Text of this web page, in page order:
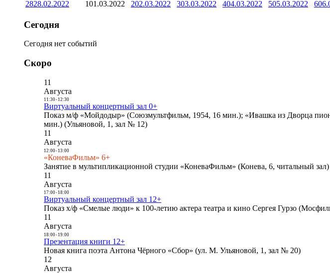
2828.02.2022 101.03.2022 202.03.2022 303.03.2022 404.03.2022 505.03.2022 6
Сегодня
Сегодня нет событий
Скоро
11
Августа
11:30- 12:30
Виртуальный концертный зал 0+
Показ м/ф «Мойдодыр» (Союзмультфильм, 1954, 16 мин.); «Ивашка из Дворца
мин.) (Ульяновой, 1, зал № 12)
11
Августа
12:00- 13:00
«КоневаФильм» 6+
Занятие в мультипликационной студии «КоневаФильм» (Конева, 6, читальный зал)
11
Августа
17:00- 18:00
Виртуальный концертный зал 12+
Показ х/ф «Смелые люди» к 100-летию актера театра и кино Сергея Гурзо
11
Августа
18:00- 19:00
Презентация книги 12+
Новая книга поэта Антона Чёрного «Сбор» (ул. М. Ульяновой, 1, зал № 20)
12
Августа